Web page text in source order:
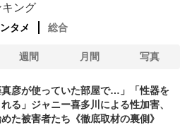
キング
タメ 総合
週間 月間 写真
真彦が使っていた部屋で…」「性器を
る」ジャニー喜多川による性加害、
た被害者たち《徹底取材の裏側》